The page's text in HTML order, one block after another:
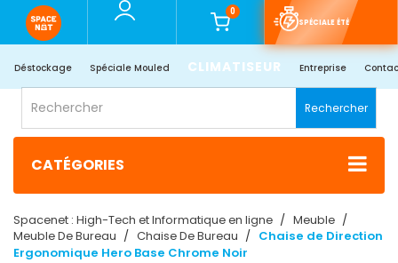
0
SPÉCIALE ÉTÉ
Déstockage Spéciale Mouled CLIMATISEUR Entreprise
Rechercher
CATÉGORIES
Spacenet : High-Tech et Informatique en ligne
Meuble
Meuble De Bureau
Chaise De Bureau
Chaise de Direction
Ergonomique Hero Base Chrome Noir